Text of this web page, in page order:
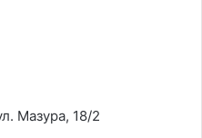
Мазура, 18/2